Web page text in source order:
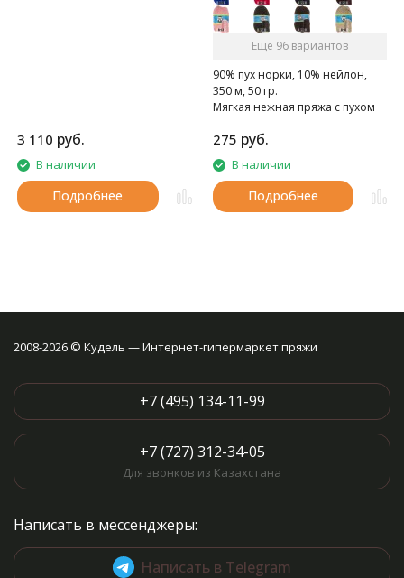
3 110 руб.
В наличии
Подробнее
Ещё 96 вариантов
90% пух норки, 10% нейлон,
350 м, 50 гр.
Мягкая нежная пряжа с пухом
275 руб.
В наличии
Подробнее
2008-2026 © Кудель — Интернет-гипермаркет пряжи
+7 (495) 134-11-99
+7 (727) 312-34-05
Для звонков из Казахстана
Написать в мессенджеры:
Написать в Telegram